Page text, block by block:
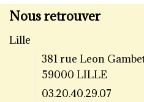
Nous retrouver
Lille
381 rue Leon
59000 LILLE
03.20.40.29.07